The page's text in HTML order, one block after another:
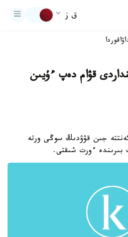
ق ز
اقوردا
قۋام دەپ ءۇيىن
جىن قۋۋدىڭ سوڭى ورتە
بىرىندە ءورت شىقتى.